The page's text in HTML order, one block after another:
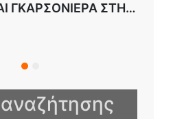
ENOIKIAZETAI ΓΚΑΡΣΟΝΙΕΡΑ ΣΤΗΝ ΜΠΟΤΣΑΡΗ ΕΠΙΠΛΩΜΕΝΗ